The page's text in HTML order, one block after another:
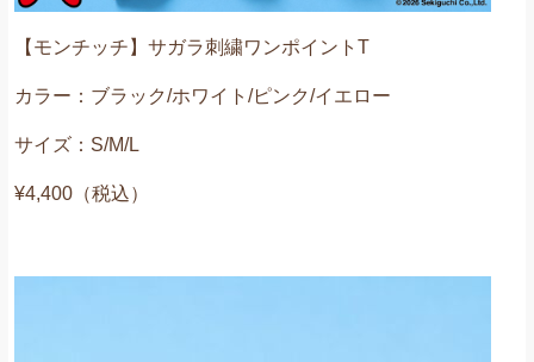
【モンチッチ】サガラ刺繍ワンポイントT
カラー：ブラック/ホワイト/ピンク/イエロー
サイズ：S/M/L
¥4,400（税込）